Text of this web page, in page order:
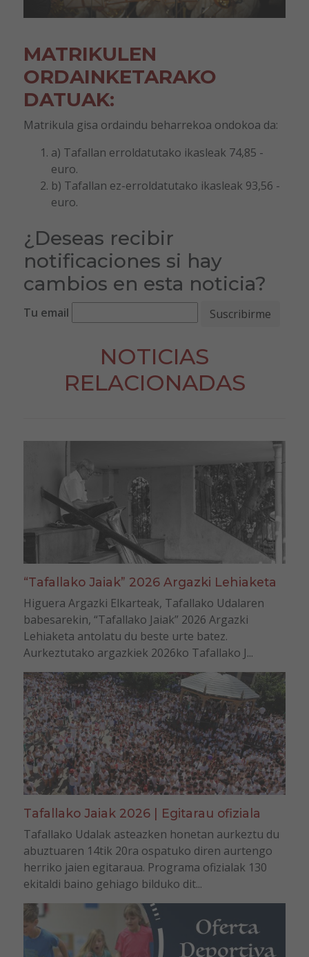
MATRIKULEN
ORDAINKETARAKO
DATUAK:
Matrikula gisa ordaindu beharrekoa ondokoa da:
a) Tafallan erroldatutako ikasleak 74,85 -
euro.
b) Tafallan ez-erroldatutako ikasleak 93,56 -
euro.
¿Deseas recibir
notificaciones si hay
cambios en esta noticia?
Tu email
NOTICIAS
RELACIONADAS
“Tafallako Jaiak” 2026 Argazki Lehiaketa
Higuera Argazki Elkarteak, Tafallako Udalaren
babesarekin, “Tafallako Jaiak” 2026 Argazki
Lehiaketa antolatu du beste urte batez.
Aurkeztutako argazkiek 2026ko Tafallako J...
Tafallako Jaiak 2026 | Egitarau ofiziala
Tafallako Udalak asteazken honetan aurkeztu du
abuztuaren 14tik 20ra ospatuko diren aurtengo
herriko jaien egitaraua. Programa ofizialak 130
ekitaldi baino gehiago bilduko dit...